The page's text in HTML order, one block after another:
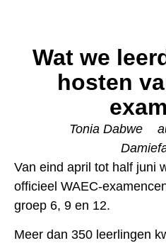
Wat we
hosten
Tonia Dabwe
Van eind april tot half juni
officieel WAEC-
groep 6, 9 en 12.
Meer dan 350 leerlingen